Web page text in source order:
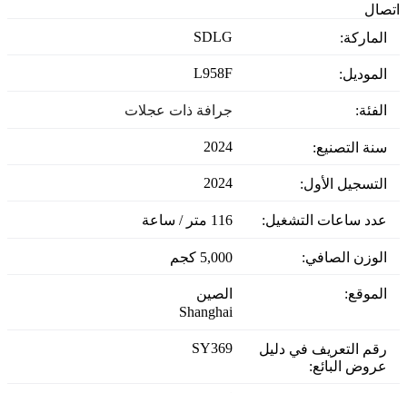
اتصال
الماركة:
SDLG
الموديل: L958F
الفئة: جرافة ذات عجلات
سنة التصنيع: 2024
التسجيل الأول: 2024
عدد ساعات التشغيل: 116 متر / ساعة
الوزن الصافي: 5,000 كجم
الموقع:
الصين
Shanghai
رقم التعريف في دليل
عروض البائع:
SY369